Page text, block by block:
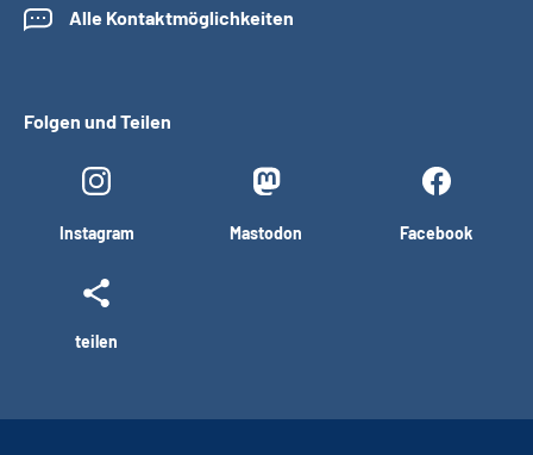
Alle Kontaktmöglichkeiten
Folgen und Teilen
Instagram Mastodon Facebook
teilen